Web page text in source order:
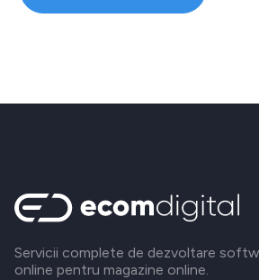
Servicii complete de dezvoltare
online pentru magazine online.